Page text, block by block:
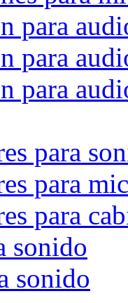
para
para
para
para
para
para
sonido
sonido